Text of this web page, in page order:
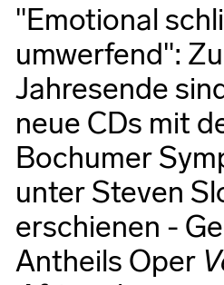
"Emotional
umwerfend":
Jahresende
neue CDs mit
Bochumer
unter Steven
erschienen -
Antheils Oper